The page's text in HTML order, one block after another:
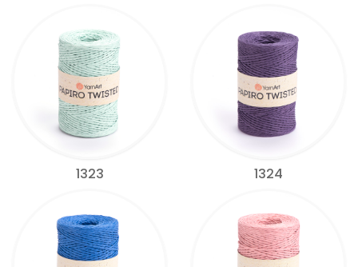
1323 1324